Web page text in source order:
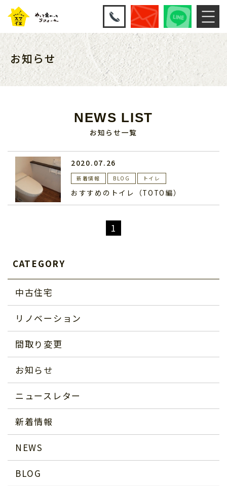
お知らせ
NEWS LIST
お知らせ一覧
2020.07.26
新着情報 BLOG トイレ
おすすめのトイレ（TOTO編）
1
CATEGORY
中古住宅
リノベーション
間取り変更
お知らせ
ニュースレター
新着情報
NEWS
BLOG